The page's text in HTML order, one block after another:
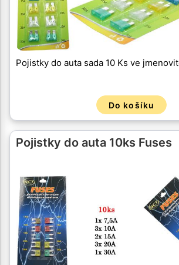
Pojistky do auta sada 10 Ks ve
Do košíku
Pojistky do auta 10ks Fuses